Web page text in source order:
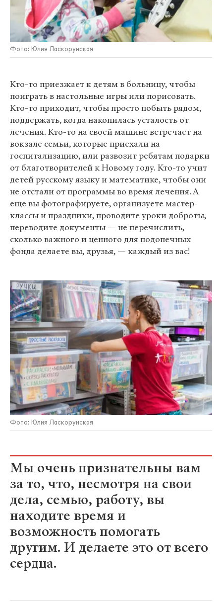
Фото: Юлия Ласкорунская
Кто-то приезжает к детям в больницу, чтобы
поиграть в настольные игры или порисовать.
Кто-то приходит, чтобы просто побыть рядом,
поддержать, когда накопилась усталость от
лечения. Кто-то на своей машине встречает на
вокзале семьи, которые приехали на
госпитализацию, или развозит ребятам подарки
от благотворителей к Новому году. Кто-то учит
детей русскому языку и математике, чтобы они
не отстали от программы во время лечения. А
еще вы фотографируете, организуете мастер-
классы и праздники, проводите уроки доброты,
переводите документы — не перечислить,
сколько важного и ценного для подопечных
фонда делаете вы, друзья, — каждый из вас!
Фото: Юлия Ласкорунская
Мы очень признательны вам
за то, что, несмотря на свои
дела, семью, работу, вы
находите время и
возможность помогать
другим. И делаете это от всего
сердца.